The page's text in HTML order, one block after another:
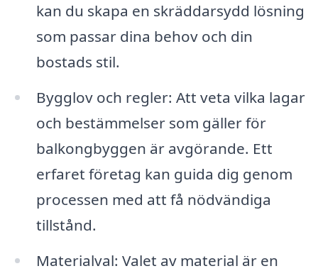
kan du skapa en skräddarsydd lösning
som passar dina behov och din
bostads stil.
Bygglov och regler: Att veta vilka lagar
och bestämmelser som gäller för
balkongbyggen är avgörande. Ett
erfaret företag kan guida dig genom
processen med att få nödvändiga
tillstånd.
Materialval: Valet av material är en